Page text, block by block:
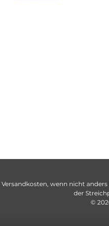
Versandkosten, wenn nicht anders
der
©